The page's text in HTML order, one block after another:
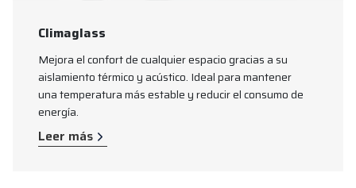
Climaglass
Mejora el confort de cualquier espacio gracias a su
aislamiento térmico y acústico. Ideal para mantener
una temperatura más estable y reducir el consumo de
energía.
Leer más